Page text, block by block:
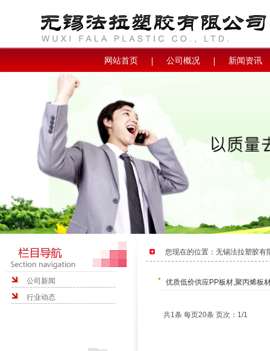
网站首页 公司概况 新闻资讯
公司新闻
行业动态
优质低价供应PP板材,聚丙烯板
共1条 每页20条 页次：1/1
您现在的位置： 无锡法拉塑胶有